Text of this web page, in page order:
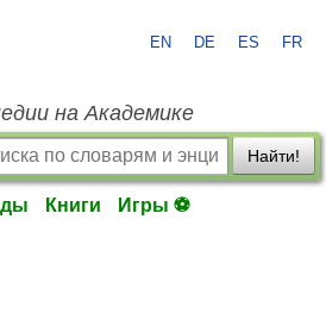
EN DE ES FR
на Академике
Найти!
Книги Игры ⚽